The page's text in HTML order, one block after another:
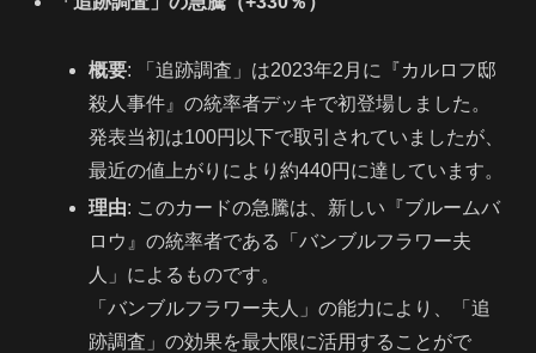
概要: 「追跡調査」は2023年2月に『カルロフ邸
殺人事件』の統率者デッキで初登場しました。
発表当初は100円以下で取引されていましたが、
最近の値上がりにより約440円に達しています。
理由: このカードの急騰は、新しい『ブルームバ
ロウ』の統率者である「バンブルフラワー夫
人」によるものです。
「バンブルフラワー夫人」の能力により、「追
跡調査」の効果を最大限に活用することがで